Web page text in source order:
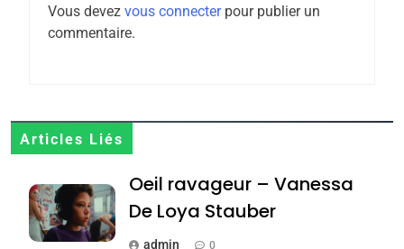
Vous devez vous connecterpour publier un
commentaire.
Articles Liés
Oeil ravageur – Vanessa
De Loya Stauber
admin 0
6
Zrihen-Dvir
7
Jacques Hadida
JUDAISME